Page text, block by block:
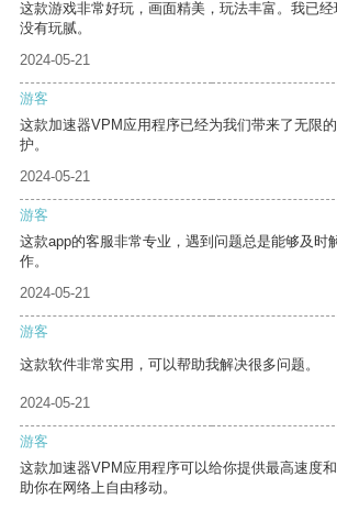
这款游戏非常好玩，画面精美，玩法丰富。我已
没有玩腻。
2024-05-21
游客
这款加速器VPM应用程序已经为我们带来了无限
护。
2024-05-21
游客
这款app的客服非常专业，遇到问题总是能够及时
作。
2024-05-21
游客
这款软件非常实用，可以帮助我解决很多问题。
2024-05-21
游客
这款加速器VPM应用程序可以给你提供最高速度
助你在网络上自由移动。